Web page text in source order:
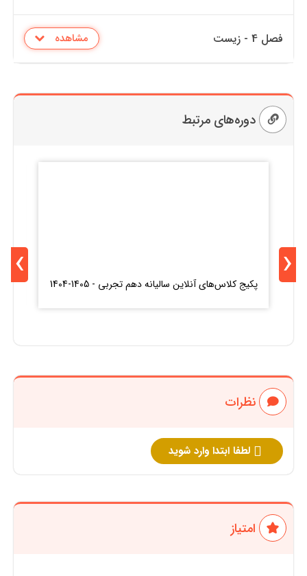
فصل 4 - زیست مشاهده
دوره‌های مرتبط
پکیج کلاس‌های آنلاین سالیانه دهم تجربی - 1405-1404 ‹
›
نظرات
لطفا ابتدا وارد شوید
امتیاز